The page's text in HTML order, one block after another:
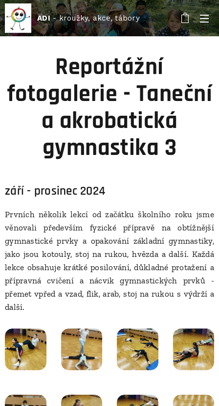
ADI- kroužky, akce, tábory
Reportážní
fotogalerie - Taneční
a akrobatická
gymnastika 3
září - prosinec 2024
Prvních několik lekcí od začátku školního roku jsme
věnovali především fyzické přípravě na obtížnější
gymnastické prvky a opakování základní gymnastiky,
jako jsou kotouly, stoj na rukou, hvězda a další. Každá
lekce obsahuje krátké posilování, důkladné protažení a
přípravná cvičení a nácvik gymnastických prvků -
přemet vpřed a vzad, flik, arab, stoj na rukou s výdrží a
další.